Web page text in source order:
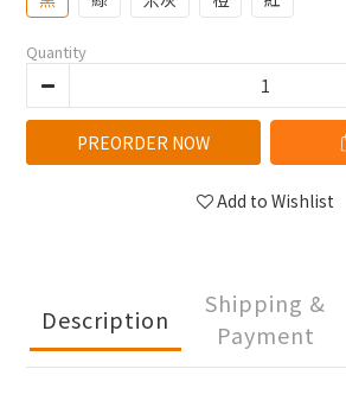
Quantity
PREORDER NOW
Add to Wishlist
Description
Shipping &
Payment